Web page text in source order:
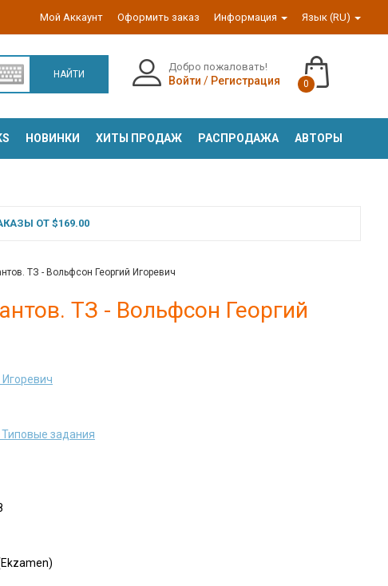
Мой Аккаунт Оформить заказ Информация Язык (RU)
НАЙТИ
Добро пожаловать!
Войти / Регистрация 0
НОВИНКИ ХИТЫ ПРОДАЖ РАСПРОДАЖА АВТОРЫ
ОТ $169.00
ТЗ - Вольфсон Георгий Игоревич
ТЗ - Вольфсон Георгий
задания